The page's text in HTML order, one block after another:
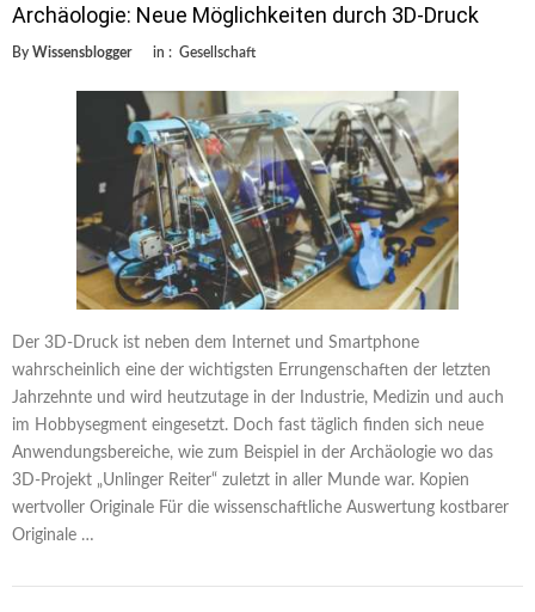
Archäologie: Neue Möglichkeiten durch 3D-Druck
By Wissensblogger in : Gesellschaft
Der 3D-Druck ist neben dem Internet und Smartphone
wahrscheinlich eine der wichtigsten Errungenschaften der letzten
Jahrzehnte und wird heutzutage in der Industrie, Medizin und auch
im Hobbysegment eingesetzt. Doch fast täglich finden sich neue
Anwendungsbereiche, wie zum Beispiel in der Archäologie wo das
3D-Projekt „Unlinger Reiter“ zuletzt in aller Munde war. Kopien
wertvoller Originale Für die wissenschaftliche Auswertung kostbarer
Originale …